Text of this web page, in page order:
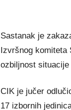
Sastanak je
Izvršnog komiteta
ozbiljnost
CIK je jučer
17 izbornih